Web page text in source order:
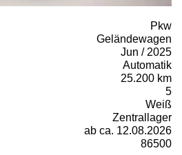
Pkw
Geländewagen
Jun / 2025
Automatik
25.200 km
5
Weiß
Zentrallager
ab ca. 12.08.2026
86500